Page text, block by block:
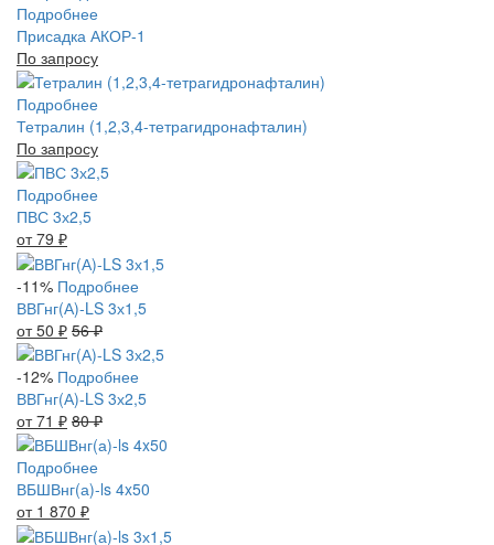
Подробнее
Присадка АКОР-1
По запросу
Подробнее
Тетралин (1,2,3,4-тетрагидронафталин)
По запросу
Подробнее
ПВС 3х2,5
от 79 ₽
-11% Подробнее
ВВГнг(А)-LS 3х1,5
от 50 ₽ 56₽
-12% Подробнее
ВВГнг(А)-LS 3х2,5
от 71 ₽ 80₽
Подробнее
ВБШВнг(а)-ls 4x50
от 1 870 ₽